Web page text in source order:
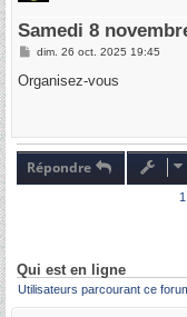
Samedi 8
M
s
s
dim. 26 oct. 2025 19:45
Organisez-vous
Répondre
Qui est en ligne
Utilisateurs parcourant ce